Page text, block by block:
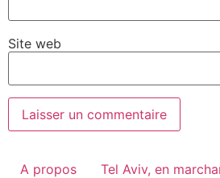
Site web
A propos Tel Aviv, en